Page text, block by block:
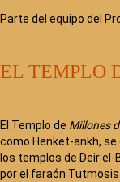
Parte del equipo del
EL TEMPLO
El Templo de Millones
como Henket-ankh,
los templos de Deir
por el faraón Tutmosis